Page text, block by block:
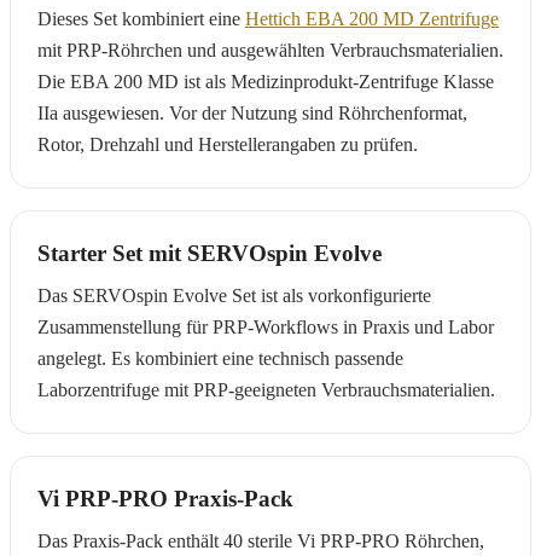
Dieses Set kombiniert eine Hettich EBA 200 MD Zentrifuge
mit PRP-Röhrchen und ausgewählten Verbrauchsmaterialien.
Die EBA 200 MD ist als Medizinprodukt-Zentrifuge Klasse
IIa ausgewiesen. Vor der Nutzung sind Röhrchenformat,
Rotor, Drehzahl und Herstellerangaben zu prüfen.
Starter Set mit SERVOspin Evolve
Das SERVOspin Evolve Set ist als vorkonfigurierte
Zusammenstellung für PRP-Workflows in Praxis und Labor
angelegt. Es kombiniert eine technisch passende
Laborzentrifuge mit PRP-geeigneten Verbrauchsmaterialien.
Vi PRP-PRO Praxis-Pack
Das Praxis-Pack enthält 40 sterile Vi PRP-PRO Röhrchen,